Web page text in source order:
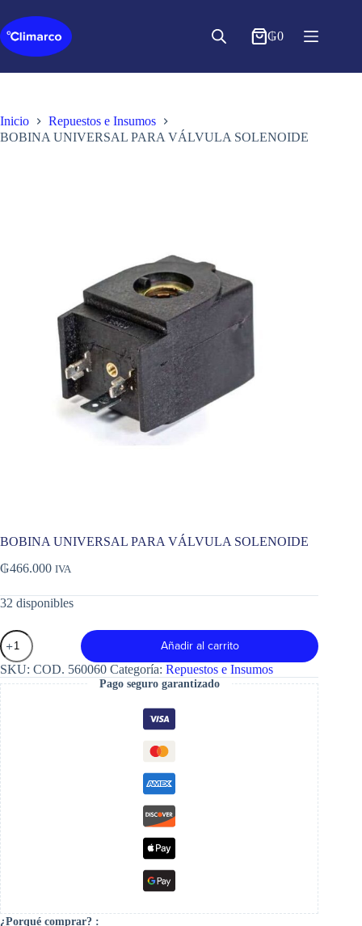
al
contenido
₲0
Inicio
Repuestos e Insumos
BOBINA UNIVERSAL PARA VÁLVULA SOLENOIDE
BOBINA UNIVERSAL PARA VÁLVULA SOLENOIDE
₲466.000 IVA
32 disponibles
BOBINA
UNIVERSAL
PARA
VÁLVULA
SOLENOIDE
cantidad
Añadir al carrito
SKU: COD. 560060 Categoría: Repuestos e Insumos
Pago seguro garantizado
¿Porqué comprar? :